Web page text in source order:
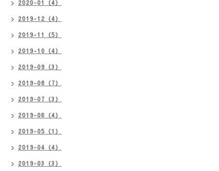
2020-01（4）
2019-12（4）
2019-11（5）
2019-10（4）
2019-09（3）
2019-08（7）
2019-07（3）
2019-06（4）
2019-05（1）
2019-04（4）
2019-03（3）